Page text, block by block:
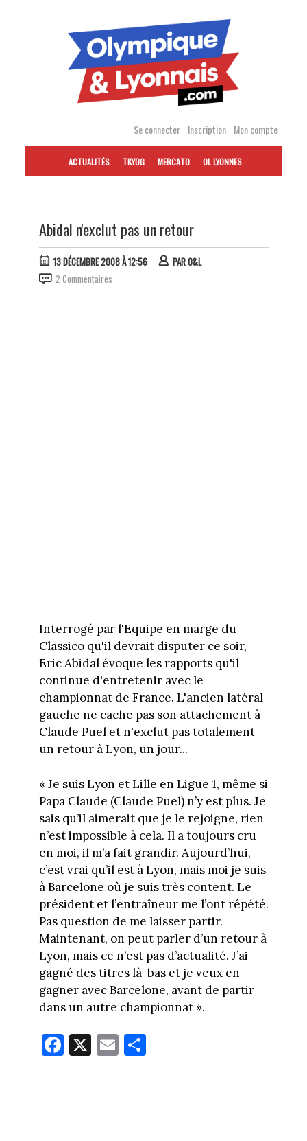
Se connecter Inscription Mon compte
ACTUALITÉS TKYDG MERCATO OL LYONNES
Abidal n'exclut pas un retour
13 DÉCEMBRE 2008 À 12:56 PARO&L
2 Commentaires
Interrogé par l'Equipe en marge du
Classico qu'il devrait disputer ce soir,
Eric Abidal évoque les rapports qu'il
continue d'entretenir avec le
championnat de France. L'ancien latéral
gauche ne cache pas son attachement à
Claude Puel et n'exclut pas totalement
un retour à Lyon, un jour...
« Je suis Lyon et Lille en Ligue 1, même si
Papa Claude (Claude Puel) n’y est plus. Je
sais qu’il aimerait que je le rejoigne, rien
n’est impossible à cela. Il a toujours cru
en moi, il m’a fait grandir. Aujourd’hui,
c’est vrai qu’il est à Lyon, mais moi je suis
à Barcelone où je suis très content. Le
président et l’entraîneur me l’ont répété.
Pas question de me laisser partir.
Maintenant, on peut parler d’un retour à
Lyon, mais ce n’est pas d’actualité. J’ai
gagné des titres là-bas et je veux en
gagner avec Barcelone, avant de partir
dans un autre championnat ».
Fa
ce
X E
m
Pa
rt